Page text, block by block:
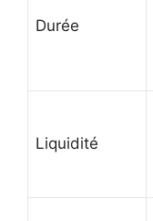
Durée
Liquidité